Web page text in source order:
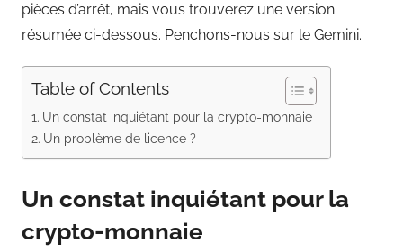
pièces d’arrêt, mais vous trouverez une version
résumée ci-dessous. Penchons-nous sur le Gemini.
Table of Contents
Un constat inquiétant pour la crypto-monnaie
Un problème de licence ?
Un constat inquiétant pour la
crypto-monnaie